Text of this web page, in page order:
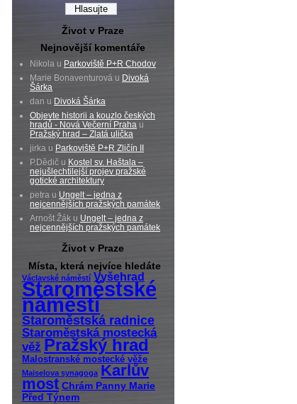
Život v Praze
Nejnovější komentáře
Nikola u Parkoviště P+R Chodov
Marie Bonaventurová u Divoká
Šárka
dan u Divoká Šárka
Objevte historii a kouzlo českých
hradů - Nová Večerní Praha u
Pražský hrad – Zlatá ulička
jirka u Parkoviště P+R Zličín II
P.Dědič u Kostel sv. Haštala –
nejušlechtilejší projev pražské
gotické architektury
petra u Ungelt – jedna z
nejcennějších pražských památek
Arnošt Žák u Ungelt – jedna z
nejcennějších pražských památek
Život v Praze
Místa, která nejvíce hledáte
Václavské náměstí Vyšehrad
Staroměstské
náměstí
Staroměstská radnice
Staroměstská mostecká
věž Pražský hrad
Malostranské mostecké věže
Maiselova synagoga Karlův
most Chrám Panny Marie
Před Týnem